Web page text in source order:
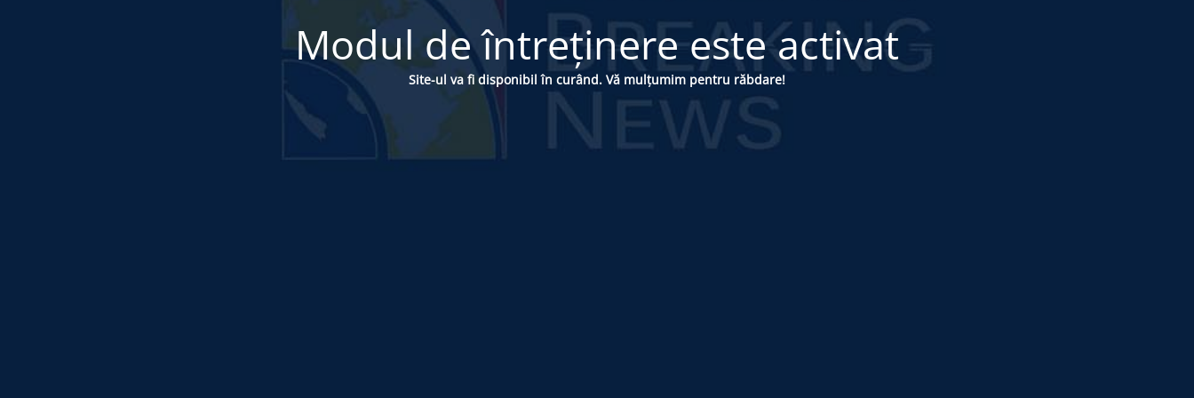
Modul de întreținere este activat
Site-ul va fi disponibil în curând. Vă mulțumim pentru răbdare!